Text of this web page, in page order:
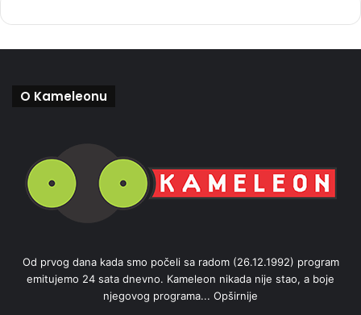
O Kameleonu
Od prvog dana kada smo počeli sa radom (26.12.1992) program
emitujemo 24 sata dnevno. Kameleon nikada nije stao, a boje
njegovog programa... Opširnije